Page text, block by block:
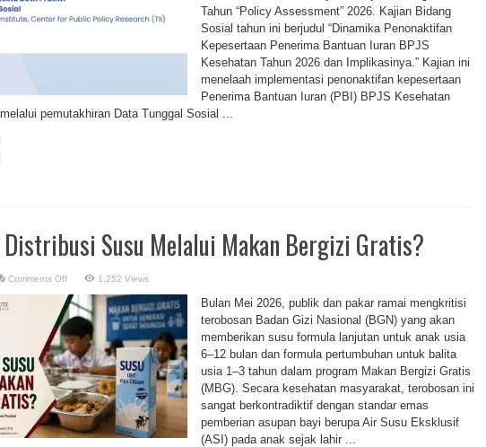
Bantuan
Kesehatan
Tahun “Policy Assessment” 2026. Kajian Bidang
Sosial tahun ini berjudul “Dinamika Penonaktifan
Kepesertaan Penerima Bantuan Iuran BPJS
Kesehatan Tahun 2026 dan Implikasinya.” Kajian ini
menelaah implementasi penonaktifan kepesertaan
Penerima Bantuan Iuran (PBI) BPJS Kesehatan
pemutakhiran Data Tunggal Sosial ...
Distribusi Susu Melalui Makan Bergizi Gratis?
Comments Offon
Distribusi
Susu
Melalui
Makan
Bergizi
Gratis?
1,252 Views
Bulan Mei 2026, publik dan pakar ramai mengkritisi
terobosan Badan Gizi Nasional (BGN) yang akan
memberikan susu formula lanjutan untuk anak usia
6–12 bulan dan formula pertumbuhan untuk balita
usia 1–3 tahun dalam program Makan Bergizi Gratis
(MBG). Secara kesehatan masyarakat, terobosan ini
sangat berkontradiktif dengan standar emas
pemberian asupan bayi berupa Air Susu Eksklusif
(ASI) pada anak sejak lahir ...